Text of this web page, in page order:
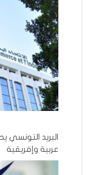
البريد
عربية وإفريقية